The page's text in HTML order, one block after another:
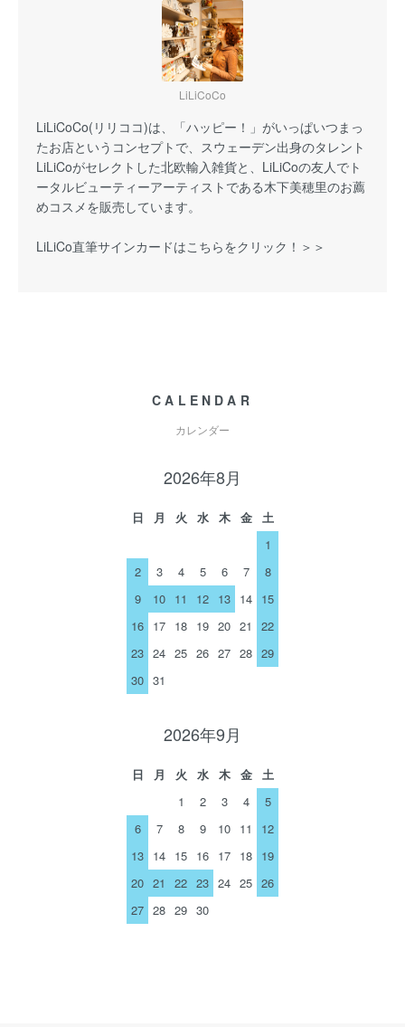
LiLiCoCo
LiLiCoCo(リリココ)は、「ハッピー！」がいっぱいつまっ
たお店というコンセプトで、スウェーデン出身のタレント
LiLiCoがセレクトした北欧輸入雑貨と、LiLiCoの友人でト
ータルビューティーアーティストである木下美穂里のお薦
めコスメを販売しています。
LiLiCo直筆サインカードはこちらをクリック！＞＞
CALENDAR
カレンダー
2026年8月
日 月 火 水 木 金
土
1
2
3 4 5 6 7
8
9
10 11 12 13 14 15
16 17 18 19 20 21
22
23 24 25 26 27 28 29
30 31
2026年9月
日 月 火 水 木 金
土
1
2 3 4
5
6
7 8 9 10 11
12
13 14 15 16 17 18 19
20 21 22 23 24 25 26
27 28 29 30